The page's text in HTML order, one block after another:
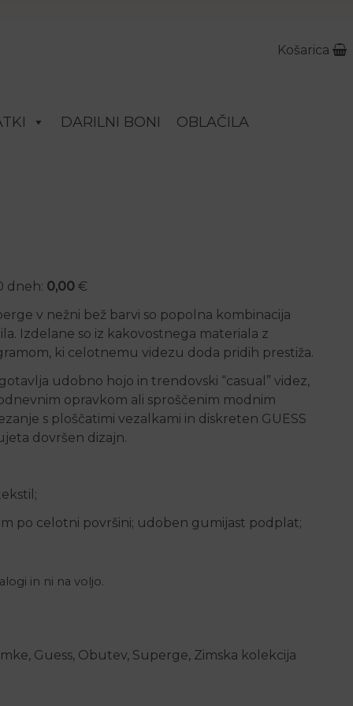
Košarica
DARILNI BONI OBLAČILA
dneh: 0,00 €
v nežni bež barvi so popolna kombinacija
Izdelane so iz kakovostnega materiala z
ki celotnemu videzu doda pridih prestiža.
udobno hojo in trendovski “casual” videz,
opravkom ali sproščenim modnim
s ploščatimi vezalkami in diskreten GUESS
dovršen dizajn.
po celotni površini; udoben gumijast podplat;
in ni na voljo.
, Guess, Obutev, Superge, Zimska kolekcija